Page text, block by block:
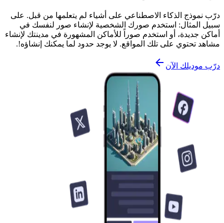
درّب نموذج الذكاء الاصطناعي على أشياء لم يتعلمها من قبل. على
سبيل المثال: استخدم صورك الشخصية لإنشاء صور لنفسك في
أماكن جديدة، أو استخدم صوراً للأماكن المشهورة في مدينتك لإنشاء
مشاهد تحتوي على تلك المواقع. لا يوجد حدود لما يمكنك إنشاؤه!.
درّب موديلك الآن